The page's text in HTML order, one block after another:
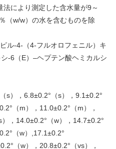
法により測定した含水量が9 ～
％（w/w）の水を含むものを除
ル-4- （4-フルオロフェニル）キ
-6 （E） –ヘプテン酸ヘミカルシ
s）， 6.8±0.2°（s）， 9.1±0.2°
0.2°（m）， 11.0±0.2°（m），
）， 14.0±0.2°（w）， 14.7±0.2°
（w）
,17.1±0.2°
0.2°（w）， 20.8±0.2°（vs），